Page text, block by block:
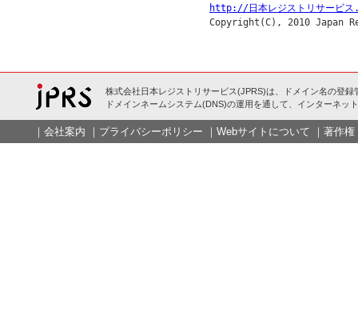
http://日本レジストリサービ
株式会社日本レジストリサービス(JPRS)は、ドメイン名の登録
ドメインネームシステム(DNS)の運用を通して、インターネッ
｜ 会社案内 ｜ プライバシーポリシー ｜ Webサイトについて ｜ 著作権